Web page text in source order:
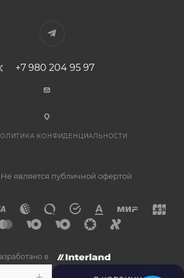
+7 980 204 95 97
КОНФИДЕНЦИАЛЬНОСТИ
является публичной офертой
в
×
Напишите нам в